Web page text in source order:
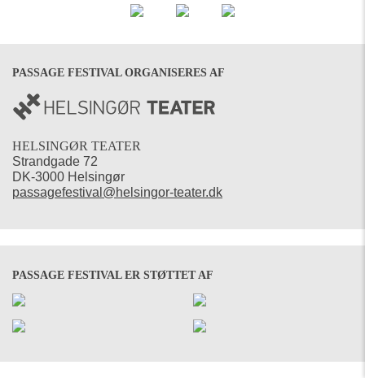
PASSAGE FESTIVAL ORGANISERES AF
HELSINGØR TEATER
Strandgade 72
DK-3000 Helsingør
passagefestival@helsingor-teater.dk
PASSAGE FESTIVAL ER STØTTET AF